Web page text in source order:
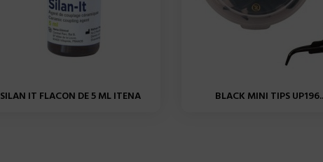
SILAN IT FLACON DE 5 ML ITENA BLACK MINI TIPS